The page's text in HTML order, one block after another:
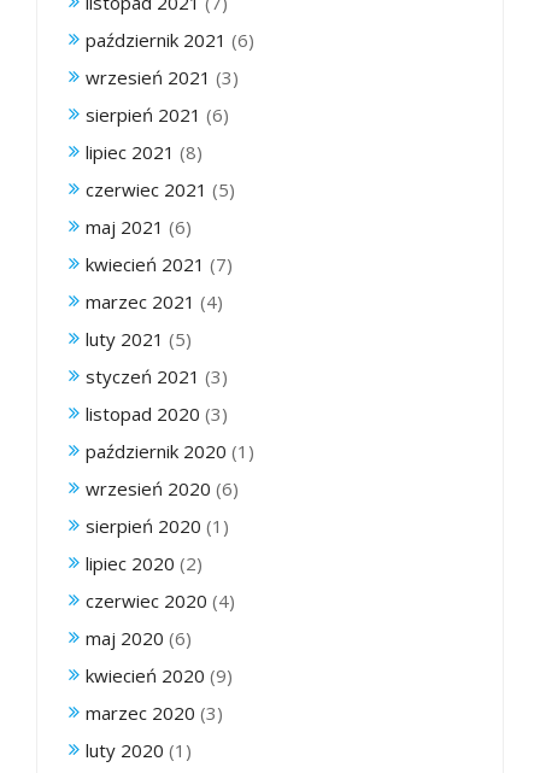
październik 2021 (6)
wrzesień 2021 (3)
sierpień 2021 (6)
lipiec 2021 (8)
czerwiec 2021 (5)
maj 2021 (6)
kwiecień 2021 (7)
marzec 2021 (4)
luty 2021 (5)
styczeń 2021 (3)
listopad 2020 (3)
październik 2020 (1)
wrzesień 2020 (6)
sierpień 2020 (1)
lipiec 2020 (2)
czerwiec 2020 (4)
maj 2020 (6)
kwiecień 2020 (9)
marzec 2020 (3)
luty 2020 (1)